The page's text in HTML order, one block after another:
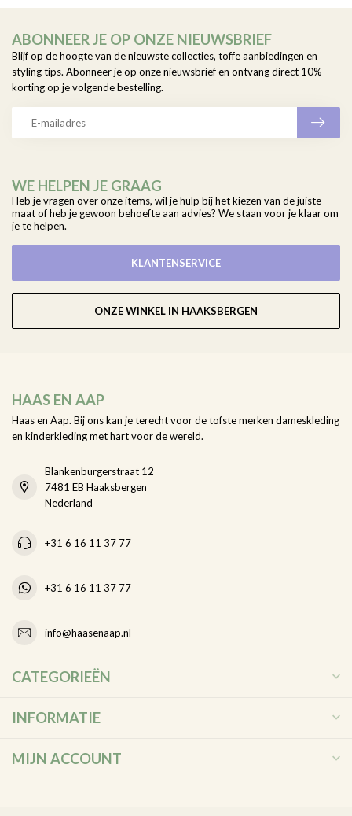
WE HELPEN JE GRAAG
Heb je vragen over onze items, wil je hulp bij het kiezen van de juiste
maat of heb je gewoon behoefte aan advies? We staan voor je klaar om
je te helpen.
KLANTENSERVICE
ONZE WINKEL IN HAAKSBERGEN
ABONNEER JE OP ONZE NIEUWSBRIEF
Blijf op de hoogte van de nieuwste collecties, toffe aanbiedingen en
styling tips. Abonneer je op onze nieuwsbrief en ontvang direct 10%
korting op je volgende bestelling.
HAAS EN AAP
Haas en Aap. Bij ons kan je terecht voor de tofste merken dameskleding
en kinderkleding met hart voor de wereld.
Blankenburgerstraat 12
7481 EB Haaksbergen
Nederland
+31 6 16 11 37 77
+31 6 16 11 37 77
info@haasenaap.nl
CATEGORIEËN
INFORMATIE
MIJN ACCOUNT